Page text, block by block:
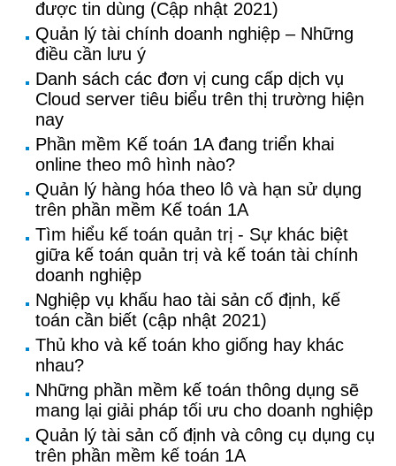
được tin dùng (Cập nhật 2021)
Quản lý tài chính doanh nghiệp – Những
điều cần lưu ý
Danh sách các đơn vị cung cấp dịch vụ
Cloud server tiêu biểu trên thị trường hiện
nay
Phần mềm Kế toán 1A đang triển khai
online theo mô hình nào?
Quản lý hàng hóa theo lô và hạn sử dụng
trên phần mềm Kế toán 1A
Tìm hiểu kế toán quản trị - Sự khác biệt
giữa kế toán quản trị và kế toán tài chính
doanh nghiệp
Nghiệp vụ khấu hao tài sản cố định, kế
toán cần biết (cập nhật 2021)
Thủ kho và kế toán kho giống hay khác
nhau?
Những phần mềm kế toán thông dụng sẽ
mang lại giải pháp tối ưu cho doanh nghiệp
Quản lý tài sản cố định và công cụ dụng cụ
trên phần mềm kế toán 1A